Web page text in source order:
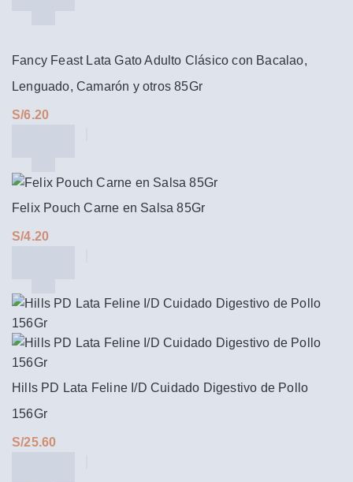
Fancy Feast Lata Gato Adulto Clásico con Bacalao,
Lenguado, Camarón y otros 85Gr
S/
Felix Pouch Carne en Salsa 85Gr
S/
Hills PD Lata Feline I/D Cuidado Digestivo de Pollo
156Gr
S/